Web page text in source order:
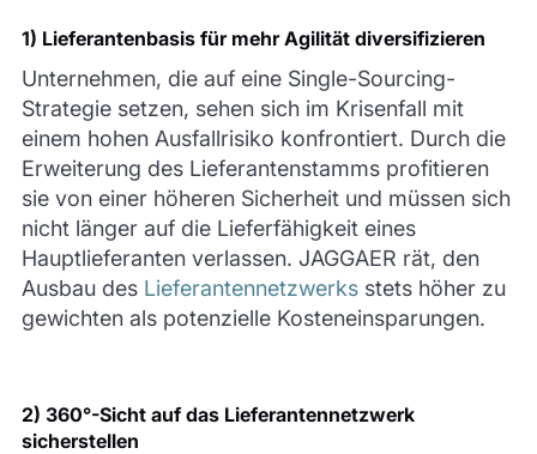
1) Lieferantenbasis für mehr Agilität diversifizieren
Unternehmen, die auf eine Single-Sourcing-
Strategie setzen, sehen sich im Krisenfall mit
einem hohen Ausfallrisiko konfrontiert. Durch die
Erweiterung des Lieferantenstamms profitieren
sie von einer höheren Sicherheit und müssen sich
nicht länger auf die Lieferfähigkeit eines
Hauptlieferanten verlassen. JAGGAER rät, den
Ausbau des Lieferantennetzwerksstets höher zu
gewichten als potenzielle Kosteneinsparungen.
2) 360°-Sicht auf das Lieferantennetzwerk
sicherstellen